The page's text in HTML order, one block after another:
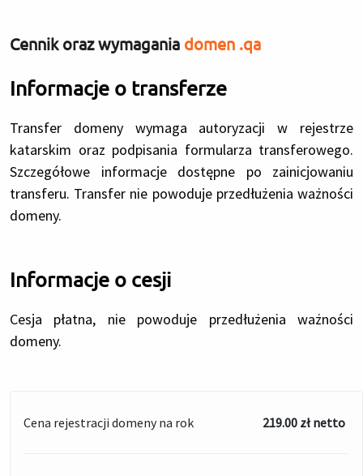
Cennik oraz wymagania domen .qa
Informacje o transferze
Transfer domeny wymaga autoryzacji w rejestrze
katarskim oraz podpisania formularza transferowego.
Szczegółowe informacje dostępne po zainicjowaniu
transferu. Transfer nie powoduje przedłużenia ważności
domeny.
Informacje o cesji
Cesja płatna, nie powoduje przedłużenia ważności
domeny.
Cena rejestracji domeny na rok 219.00 zł netto